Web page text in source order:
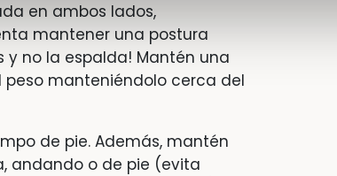
en ambos lados,
mantener una postura
y no la espalda! Mantén una
manteniéndolo cerca del
de pie. Además, mantén
andando o de pie (evita